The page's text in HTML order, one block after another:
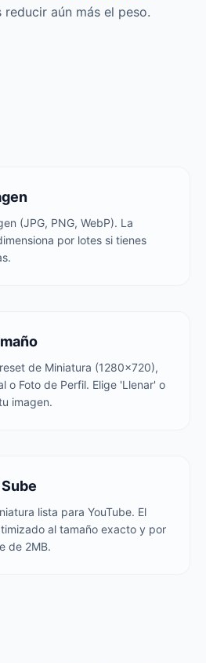
reducir aún más el peso.
(JPG, PNG, WebP). La
por lotes si tienes
de Miniatura (1280×720),
o Foto de Perfil. Elige 'Llenar' o
imagen.
lista para YouTube. El
al tamaño exacto y por
de 2MB.